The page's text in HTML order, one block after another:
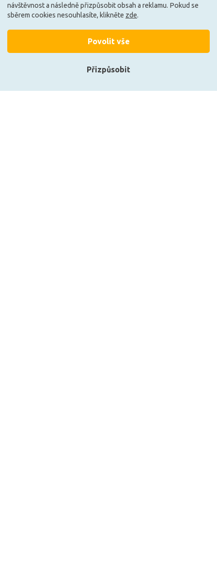
návštěvnost a následně přizpůsobit obsah a reklamu. Pokud se
sběrem cookies nesouhlasíte, klikněte zde.
Přizpůsobit
Povolit vše